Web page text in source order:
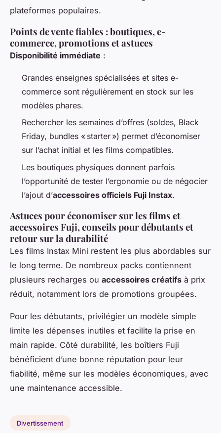
plateformes populaires.
Points de vente fiables : boutiques, e-
commerce, promotions et astuces
Disponibilité immédiate :
Grandes enseignes spécialisées et sites e-
commerce sont régulièrement en stock sur les
modèles phares.
Rechercher les semaines d’offres (soldes, Black
Friday, bundles « starter ») permet d’économiser
sur l’achat initial et les films compatibles.
Les boutiques physiques donnent parfois
l’opportunité de tester l’ergonomie ou de négocier
l’ajout d’accessoires officiels Fuji Instax.
Astuces pour économiser sur les films et
accessoires Fuji, conseils pour débutants et
retour sur la durabilité
Les films Instax Mini restent les plus abordables sur
le long terme. De nombreux packs contiennent
plusieurs recharges ou accessoires créatifs à prix
réduit, notamment lors de promotions groupées.
Pour les débutants, privilégier un modèle simple
limite les dépenses inutiles et facilite la prise en
main rapide. Côté durabilité, les boîtiers Fuji
bénéficient d’une bonne réputation pour leur
fiabilité, même sur les modèles économiques, avec
une maintenance accessible.
Divertissement